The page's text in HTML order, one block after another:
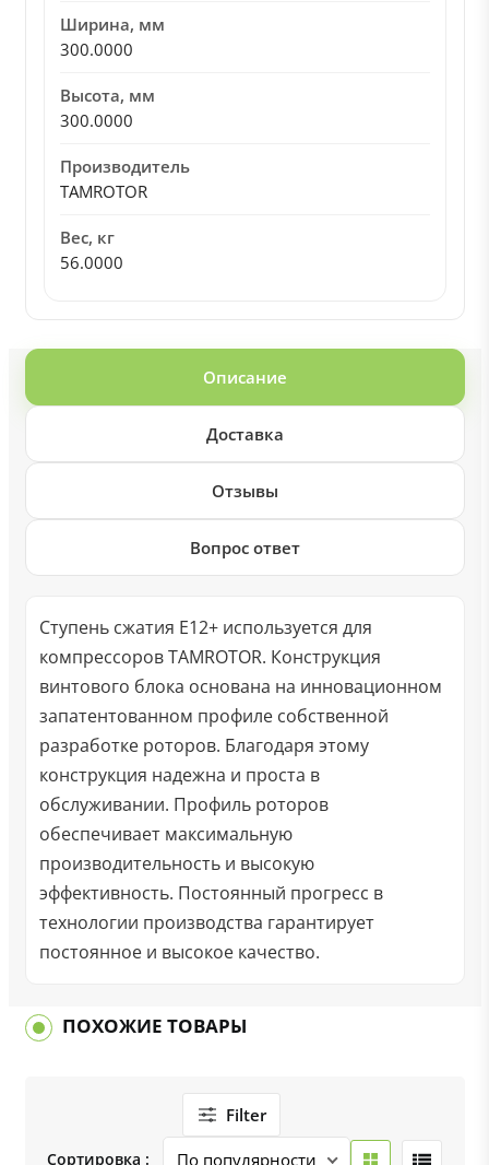
Ширина, мм
300.0000
Высота, мм
300.0000
Производитель
TAMROTOR
Вес, кг
56.0000
Описание
Доставка
Отзывы
Вопрос ответ
Ступень сжатия E12+ используется для
компрессоров TAMROTOR. Конструкция
винтового блока основана на инновационном
запатентованном профиле собственной
разработке роторов. Благодаря этому
конструкция надежна и проста в
обслуживании. Профиль роторов
обеспечивает максимальную
производительность и высокую
эффективность. Постоянный прогресс в
технологии производства гарантирует
постоянное и высокое качество.
ПОХОЖИЕ ТОВАРЫ
Filter
Сортировка :